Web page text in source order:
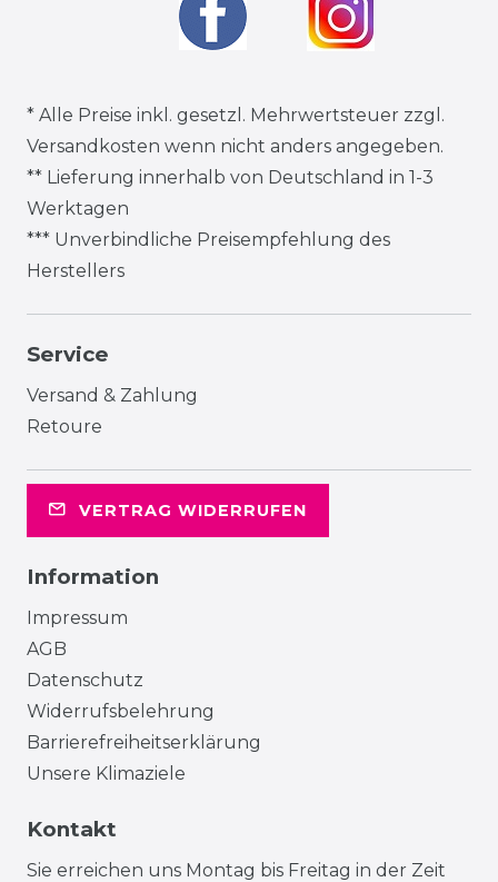
* Alle Preise inkl. gesetzl. Mehrwertsteuer zzgl.
Versandkosten wenn nicht anders angegeben.
** Lieferung innerhalb von Deutschland in 1-3
Werktagen
*** Unverbindliche Preisempfehlung des
Herstellers
Service
Versand & Zahlung
Retoure
VERTRAG WIDERRUFEN
Information
Impressum
AGB
Datenschutz
Widerrufsbelehrung
Barrierefreiheitserklärung
Unsere Klimaziele
Kontakt
Sie erreichen uns Montag bis Freitag in der Zeit